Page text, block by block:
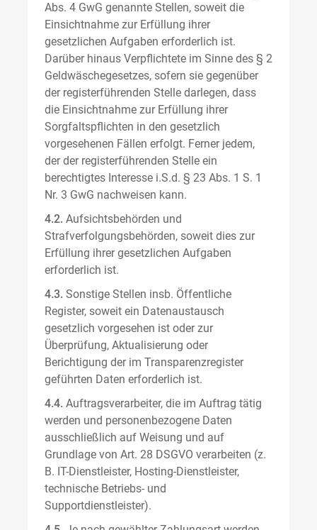
Abs. 4 GwG genannte Stellen, soweit die
Einsichtnahme zur Erfüllung ihrer
gesetzlichen Aufgaben erforderlich ist.
Darüber hinaus Verpflichtete im Sinne des § 2
Geldwäschegesetzes, sofern sie gegenüber
der registerführenden Stelle darlegen, dass
die Einsichtnahme zur Erfüllung ihrer
Sorgfaltspflichten in den gesetzlich
vorgesehenen Fällen erfolgt. Ferner jedem,
der der registerführenden Stelle ein
berechtigtes Interesse i.S.d. § 23 Abs. 1 S. 1
Nr. 3 GwG nachweisen kann.
4.2. Aufsichtsbehörden und
Strafverfolgungsbehörden, soweit dies zur
Erfüllung ihrer gesetzlichen Aufgaben
erforderlich ist.
4.3. Sonstige Stellen insb. Öffentliche
Register, soweit ein Datenaustausch
gesetzlich vorgesehen ist oder zur
Überprüfung, Aktualisierung oder
Berichtigung der im Transparenzregister
geführten Daten erforderlich ist.
4.4. Auftragsverarbeiter, die im Auftrag tätig
werden und personenbezogene Daten
ausschließlich auf Weisung und auf
Grundlage von Art. 28 DSGVO verarbeiten (z.
B. IT-Dienstleister, Hosting-Dienstleister,
technische Betriebs- und
Supportdienstleister).